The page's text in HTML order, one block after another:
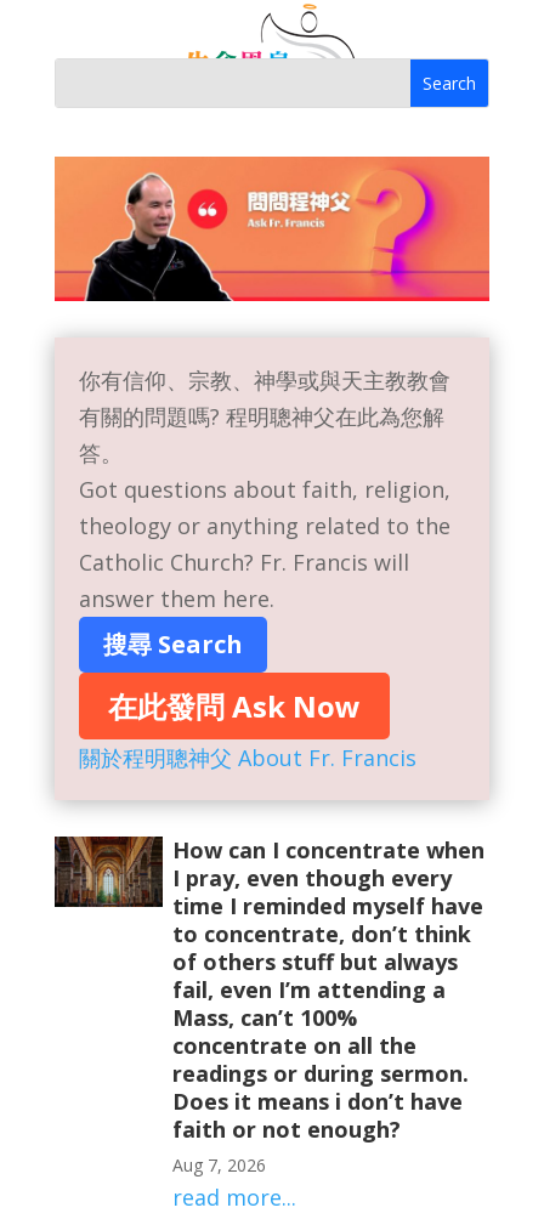
你有信仰、宗教、神學或與天主教教會
有關的問題嗎? 程明聰神父在此為您解
答。
Got questions about faith, religion,
theology or anything related to the
Catholic Church? Fr. Francis will
answer them here.
搜尋 Search
在此發問 Ask Now
關於程明聰神父 About Fr. Francis
How can I concentrate when
I pray, even though every
time I reminded myself have
to concentrate, don’t think
of others stuff but always
fail, even I’m attending a
Mass, can’t 100%
concentrate on all the
readings or during sermon.
Does it means i don’t have
faith or not enough?
Aug 7, 2026
read more...